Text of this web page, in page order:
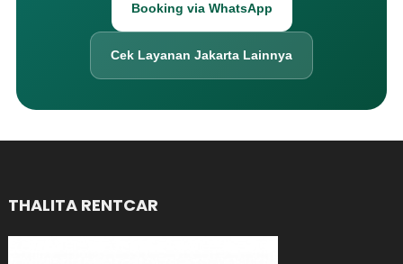
Booking via WhatsApp
Cek Layanan Jakarta Lainnya
THALITA RENTCAR